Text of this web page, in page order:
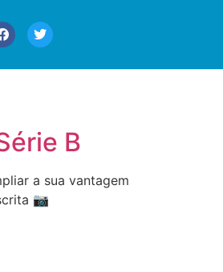
B
a sua vantagem
📷